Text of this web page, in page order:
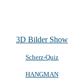
3D Bilder Show
Scherz-Quiz
HANGMAN